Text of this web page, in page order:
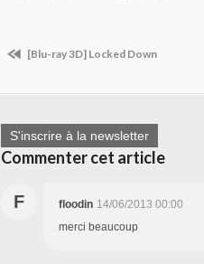
[Blu-ray 3D] Locked Down
S'inscrire à la newsletter
Commenter cet article
F floodin 14/06/2013 00:00
merci beaucoup